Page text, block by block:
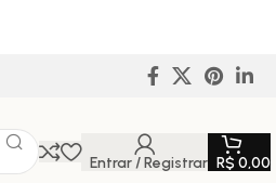
Entrar / Registrar R$ 0,00